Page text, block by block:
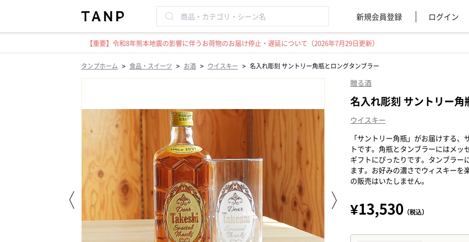
新規会員登録 ログイン
【重要】令和8年熊本地震の影響に伴うお荷物のお届け停止・遅延について（2026年7月29日更新）
タンプホーム > 食品・スイーツ > お酒 > ウイスキー > 名入れ彫刻 サントリー角瓶とロングタンブラー
贈る酒
名入れ彫刻 サントリー
ウイスキー
「サントリー角瓶」がお届けする
トです。角瓶とタンブラーにはメ
ギフトにぴったりです。タンブラー
ます。お好みの濃さでウィスキー
の販売はいたしません。
¥13,530 （税込）